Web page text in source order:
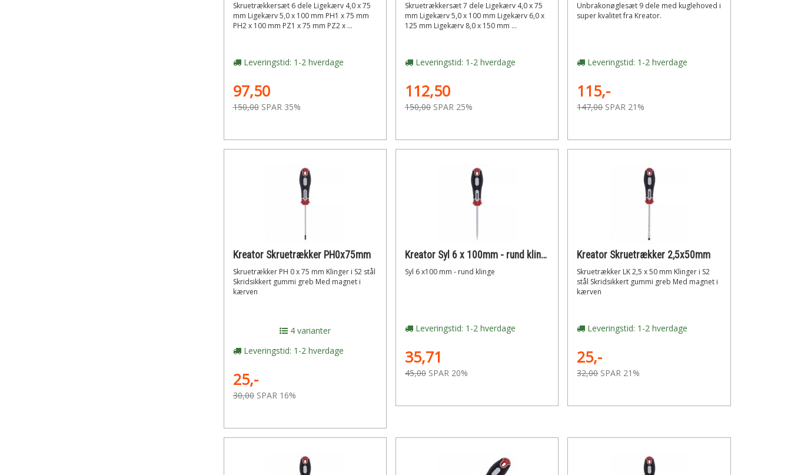
Skruetrækkersæt 6 dele Ligekærv 4,0 x 75
mm Ligekærv 5,0 x 100 mm PH1 x 75 mm
PH2 x 100 mm PZ1 x 75 mm PZ2 x ...
Leveringstid: 1-2 hverdage
97,50
150,00 SPAR 35%
Skruetrækkersæt 7 dele Ligekærv 4,0 x 75
mm Ligekærv 5,0 x 100 mm Ligekærv 6,0 x
125 mm Ligekærv 8,0 x 150 mm ...
Leveringstid: 1-2 hverdage
112,50
150,00 SPAR 25%
Unbrakonøglesæt 9 dele med kuglehoved i
super kvalitet fra Kreator.
Leveringstid: 1-2 hverdage
115,-
147,00 SPAR 21%
Kreator Skruetrækker PH0x75mm
Skruetrækker PH 0 x 75 mm Klinger i S2 stål
Skridsikkert gummi greb Med magnet i
kærven
4 varianter
Leveringstid: 1-2 hverdage
25,-
30,00 SPAR 16%
Kreator Syl 6 x 100mm - rund klinge
Syl 6 x100 mm - rund klinge
Leveringstid: 1-2 hverdage
35,71
45,00 SPAR 20%
Kreator Skruetrækker 2,5x50mm
Skruetrækker LK 2,5 x 50 mm Klinger i S2
stål Skridsikkert gummi greb Med magnet i
kærven
Leveringstid: 1-2 hverdage
25,-
32,00 SPAR 21%